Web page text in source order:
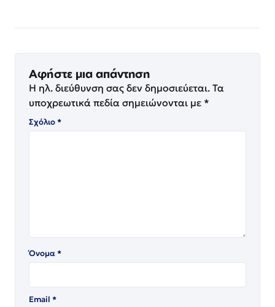
Αφήστε μια απάντηση
Η ηλ. διεύθυνση σας δεν δημοσιεύεται. Τα
υποχρεωτικά πεδία σημειώνονται με *
Σχόλιο*
Όνομα*
Email *